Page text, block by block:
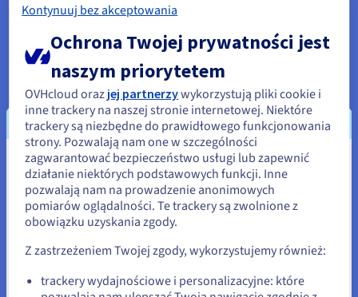
optymalny koszt. W przyszłości, jeśli będzie to
uzasadnione ekonomicznie, rozważymy migrację
do zarządzanej hurtowni danych”.
Obecnie infrastruktura Exotrail w OVHcloud
obejmuje:
Managed Hosted Private Cloud
(VMware/ESXi)
Managed Kubernetes Service(Kubernetes,
OpenStack)
Managed Container Registry
MongoDB)
Object Storage(S3, Swift)
Wydaje się, że znajdujesz się w
Stany Zjednoczone
Jeśli chcesz złożyć zamówienie w Stany Zjednoczone, wyszukaj
Go to Stany Zjednoczone website
Kontynuuj bez akceptowania
Ochrona Twojej prywatności jest
naszym priorytetem
OVHcloud oraz jej partnerzywykorzystują pliki cookie i
inne trackery na naszej stronie internetowej. Niektóre
trackery są niezbędne do prawidłowego funkcjonowania
strony. Pozwalają nam one w szczególności
zagwarantować bezpieczeństwo usługi lub zapewnić
działanie niektórych podstawowych funkcji. Inne
pozwalają nam na prowadzenie anonimowych
pomiarów oglądalności. Te trackery są zwolnione z
obowiązku uzyskania zgody.
Z zastrzeżeniem Twojej zgody, wykorzystujemy również:
trackery wydajnościowe i personalizacyjne: które